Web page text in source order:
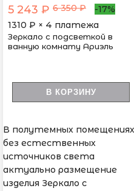
5 243 ₽ 6 350 ₽
-17%
1310 ₽ × 4 платежа
Зеркало с подсветкой в
ванную комнату Ариэль
В КОРЗИНУ
В полутемных помещениях
без естественных
источников света
актуально размещение
изделия Зеркало с